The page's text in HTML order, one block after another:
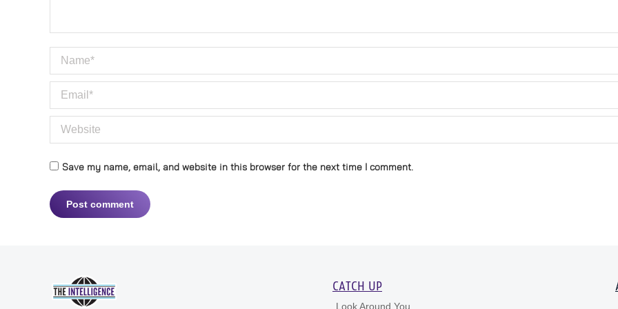
Name *
Email *
Website
Save my name, email, and website in this browser for the next time I comment.
Post comment
CATCH UP
Look Around You